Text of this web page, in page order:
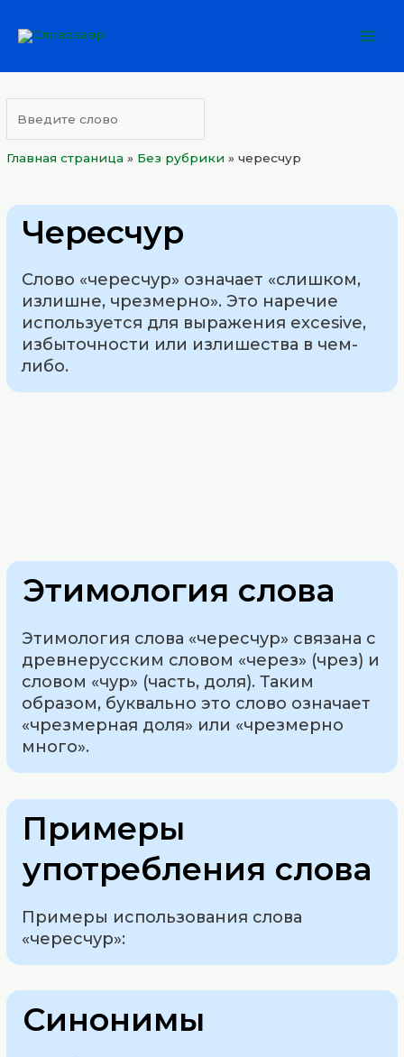
Главная страница » Без рубрики »чересчур
Чересчур
Слово «чересчур» означает «слишком,
излишне, чрезмерно». Это наречие
используется для выражения excesive,
избыточности или излишества в чем-
либо.
Этимология слова
Этимология слова «чересчур» связана с
древнерусским словом «через» (чрез) и
словом «чур» (часть, доля). Таким
образом, буквально это слово означает
«чрезмерная доля» или «чрезмерно
много».
Примеры
употребления слова
Примеры использования слова
«чересчур»:
Синонимы